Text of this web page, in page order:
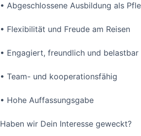
• Abgeschlossene Ausbildung als
• Flexibilität und Freude am Reisen
• Engagiert, freundlich und belastbar
• Team- und kooperationsfähig
• Hohe Auffassungsgabe
Haben wir Dein Interesse geweckt?